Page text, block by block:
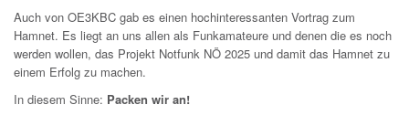
Auch von OE3KBC gab es einen hochinteressanten Vortrag zum
Hamnet. Es liegt an uns allen als Funkamateure und denen die es noch
werden wollen, das Projekt Notfunk NÖ 2025 und damit das Hamnet zu
einem Erfolg zu machen.
In diesem Sinne: Packen wir an!